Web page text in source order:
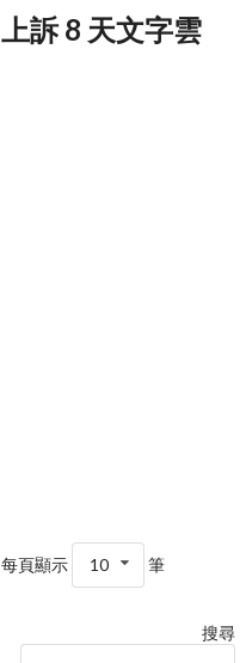
上訴 8 天文字雲
每頁顯示 10 筆
搜尋